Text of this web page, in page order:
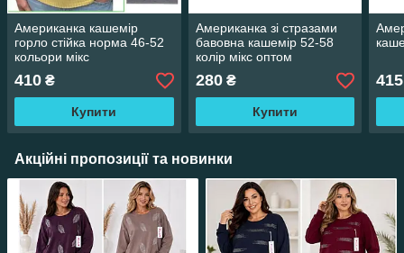
Американка кашемір
горло стійка норма 46-52
кольори мікс
410 ₴
Купити
Американка зі стразами
бавовна кашемір 52-58
колір мікс оптом
280₴
Купити
415
Акційні пропозиції та новинки